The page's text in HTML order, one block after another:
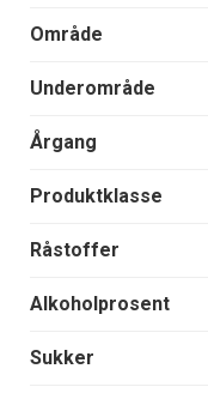
Område
Underområde
Årgang
Produktklasse
Råstoffer
Alkoholprosent
Sukker